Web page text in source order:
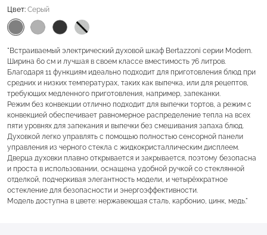
Цвет: Серый
"Встраиваемый электрический духовой шкаф Bertazzoni серии Modern.
Ширина 60 см и лучшая в своем классе вместимость 76 литров.
Благодаря 11 функциям идеально подходит для приготовления блюд при
средних и низких температурах, таких как выпечка, или для рецептов,
требующих медленного приготовления, например, запеканки.
Режим без конвекции отлично подходит для выпечки тортов, а режим с
конвекцией обеспечивает равномерное распределение тепла на всех
пяти уровнях для запекания и выпечки без смешивания запаха блюд.
Духовкой легко управлять с помощью полностью сенсорной панели
управления из черного стекла с жидкокристаллическим дисплеем.
Дверца духовки плавно открывается и закрывается, поэтому безопасна
и проста в использовании, оснащена удобной ручкой со стеклянной
отделкой, подчеркивая элегантность модели, и четырёхкратное
остекление для безопасности и энергоэффективности.
Модель доступна в цвете: нержавеющая сталь, карбонио, цинк, медь."